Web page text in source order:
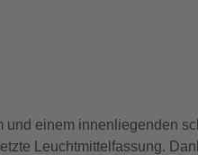
einem innenliegenden
Leuchtmittelfassung.